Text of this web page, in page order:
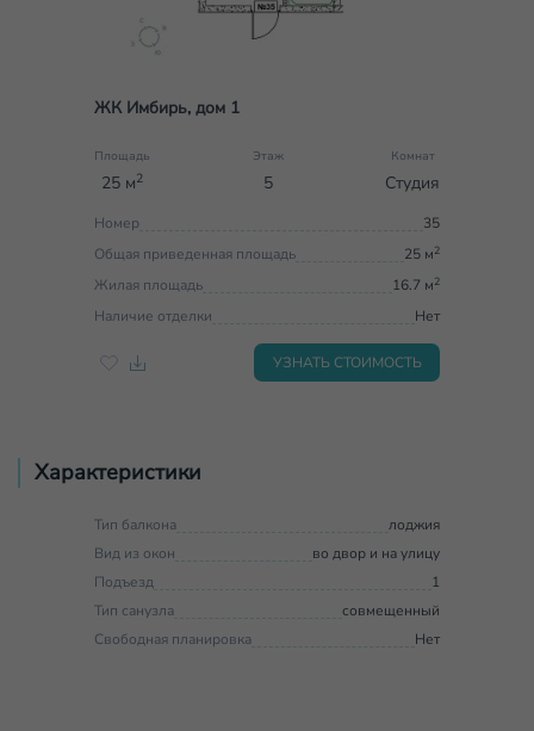
ЖК Имбирь, дом 1
Площадь
25 м2
Этаж
5
Комнат
Студия
Номер
35
Общая приведенная площадь
25 м2
Жилая площадь 16.7 м2
Наличие отделки Нет
УЗНАТЬ СТОИМОСТЬ
Характеристики
Тип балкона
лоджия
Вид из окон
во двор и на улицу
Подъезд
1
Тип санузла
совмещенный
Свободная планировка
Нет